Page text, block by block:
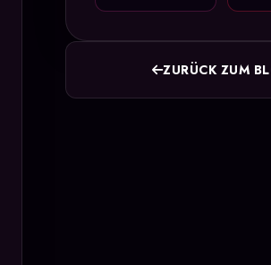
ZURÜCK ZUM